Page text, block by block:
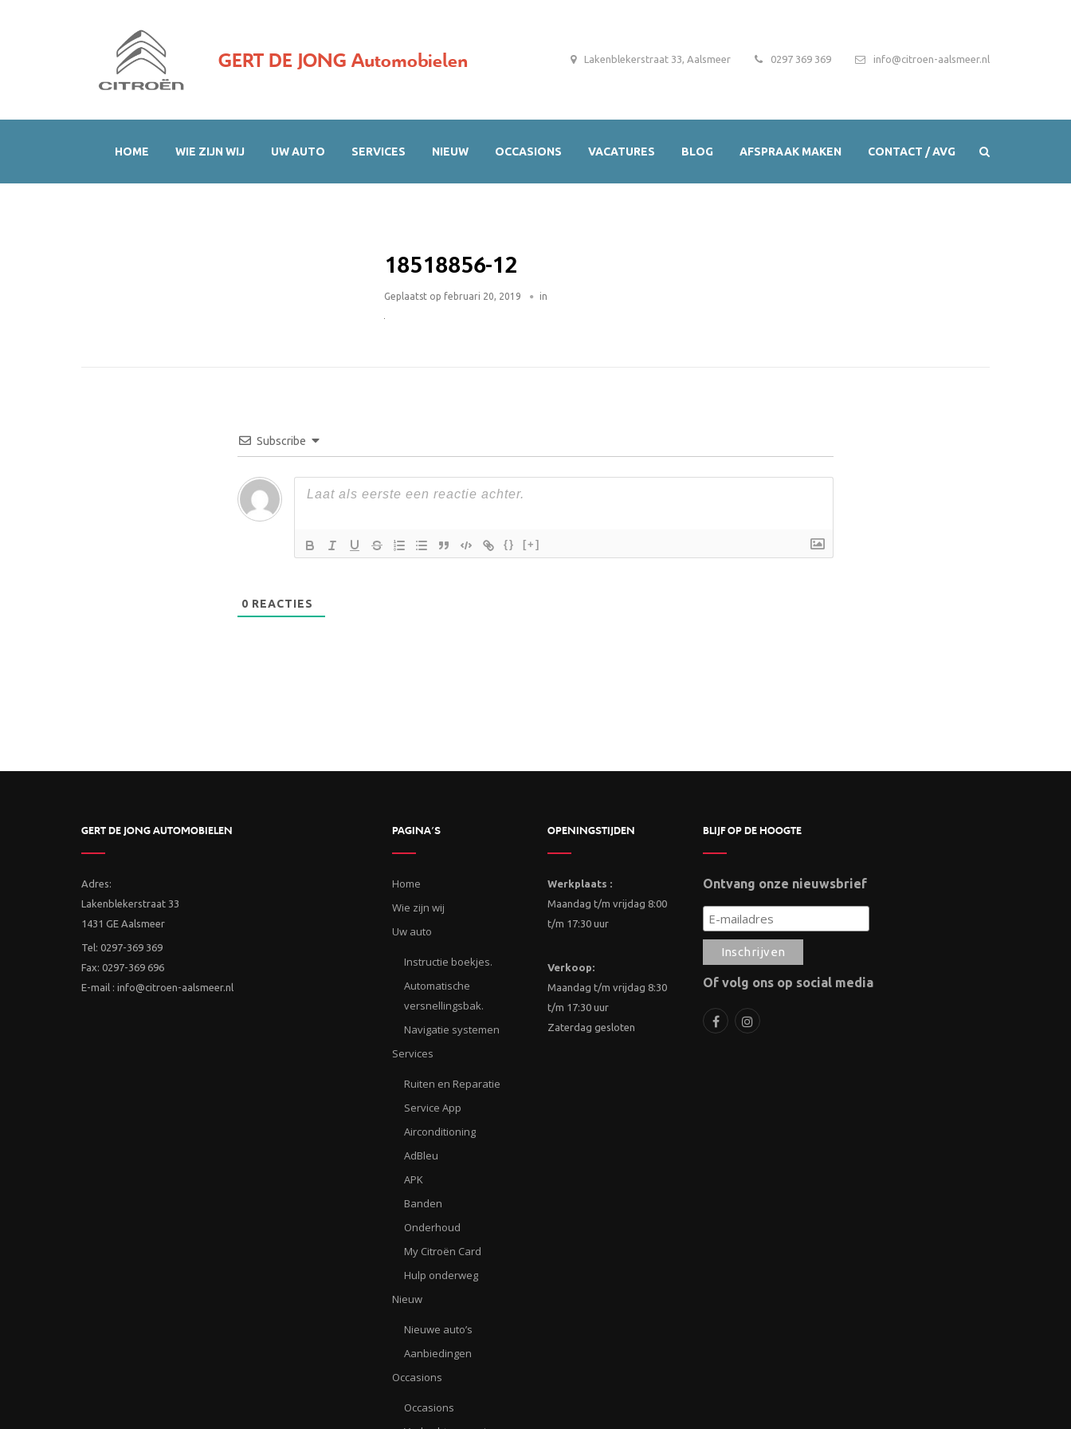
GERT DE JONG Automobielen Lakenblekerstraat 33, Aalsmeer 0297 369 369 info@citroen-aalsmeer.nl
HOME WIE ZIJN WIJ UW AUTO SERVICES NIEUW OCCASIONS VACATURES BLOG AFSPRAAK MAKEN CONTACT / AVG
18518856-12
Geplaatst op februari 20, 2019 in
Subscribe
{} [+]
0 REACTIES
GERT DE JONG AUTOMOBIELEN
Adres:
Lakenblekerstraat 33
1431 GE Aalsmeer
Tel: 0297-369 369
Fax: 0297-369 696
E-mail : info@citroen-aalsmeer.nl
PAGINA’S
Home
Wie zijn wij
Uw auto
Instructie boekjes.
Automatische
versnellingsbak.
Navigatie systemen
Services
Ruiten en Reparatie
Service App
Airconditioning
AdBleu
APK
Banden
Onderhoud
My Citroën Card
Hulp onderweg
Nieuw
Nieuwe auto’s
Aanbiedingen
Occasions
Occasions
OPENINGSTIJDEN
Werkplaats :
Maandag t/m vrijdag 8:00
t/m 17:30 uur
Verkoop:
Maandag t/m vrijdag 8:30
t/m 17:30 uur
Zaterdag gesloten
BLIJF OP DE HOOGTE
Ontvang onze nieuwsbrief
Of volg ons op social media